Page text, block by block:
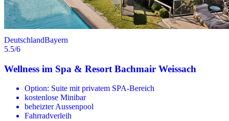
DeutschlandBayern
5.5/6
Wellness im Spa & Resort Bachmair Weissach
Option: Suite mit privatem SPA-Bereich
kostenlose Minibar
beheizter Aussenpool
Fahrradverleih